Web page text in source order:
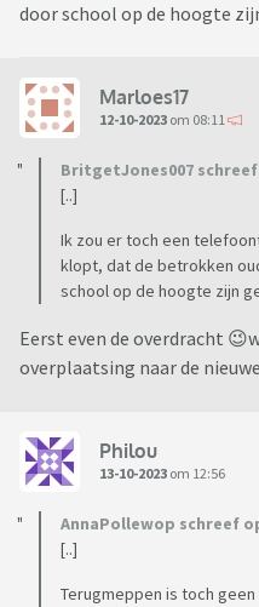
door school op de hoogte
Marloes17
12-10-2023 om 08:11
BritgetJones007 schreef
[..]
Ik zou er toch een
klopt, dat de betrokken
school op de hoogte zijn
Eerst even de overdracht
overplaatsing naar de
Philou
13-10-2023 om 12:56
AnnaPollewop schreef
[..]
Terugmeppen is toch